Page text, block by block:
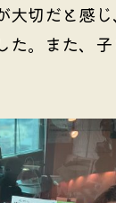
切だと感
。また、